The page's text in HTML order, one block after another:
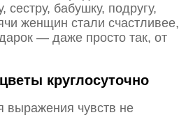
бабушку, подругу,
женщин стали счастливее,
— даже просто так, от
круглосуточно
чувств не